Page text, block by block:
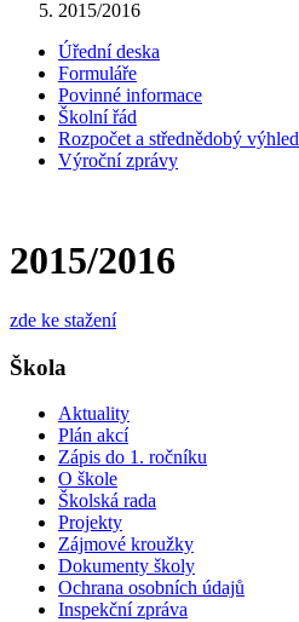
2015/2016
Úřední deska
Formuláře
Povinné informace
Školní řád
Rozpočet a střednědobý výhled
Výroční zprávy
2015/2016
zde ke stažení
Škola
Aktuality
Plán akcí
Zápis do 1. ročníku
O škole
Školská rada
Projekty
Zájmové kroužky
Dokumenty školy
Ochrana osobních údajů
Inspekční zpráva